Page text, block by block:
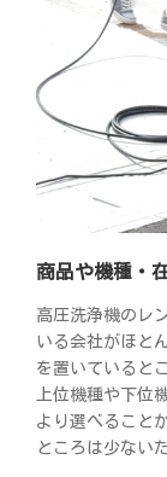
商品や機種・
高圧洗浄機のレ
いる会社がほと
を置いていると
上位機種や下位
より選べること
ところは少ない